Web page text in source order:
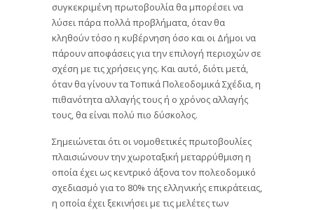
συγκεκριμένη πρωτοβουλία θα μπορέσει να
λύσει πάρα πολλά προβλήματα, όταν θα
κληθούν τόσο η κυβέρνηση όσο και οι Δήμοι να
πάρουν αποφάσεις για την επιλογή περιοχών σε
σχέση με τις χρήσεις γης. Και αυτό, διότι μετά,
όταν θα γίνουν τα Τοπικά Πολεοδομικά Σχέδια, η
πιθανότητα αλλαγής τους ή ο χρόνος αλλαγής
τους, θα είναι πολύ πιο δύσκολος.
Σημειώνεται ότι οι νομοθετικές πρωτοβουλίες
πλαισιώνουν την χωροταξική μεταρρύθμιση η
οποία έχει ως κεντρικό άξονα τον πολεοδομικό
σχεδιασμό για το 80% της ελληνικής επικράτειας,
η οποία έχει ξεκινήσει με τις μελέτες των